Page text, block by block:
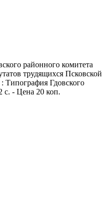
районного комитета
трудящихся Псковской
Типография Гдовского
с. - Цена 20 коп.